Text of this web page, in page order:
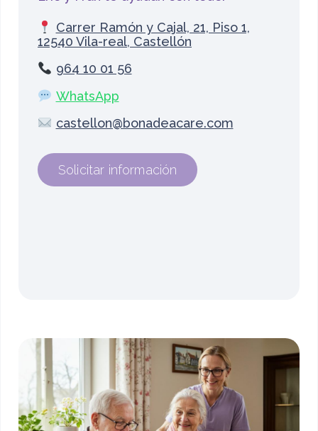
Carrer Ramón y Cajal, 21, Piso 1,
12540 Vila-real, Castellón
964 10 01 56
WhatsApp
castellon@bonadeacare.com
Solicitar información